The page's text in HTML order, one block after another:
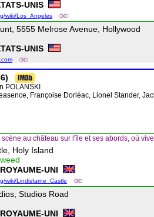
UNIS
wiki/Los_Angeles
5555 Melrose Avenue, Hollywood
UNIS
POLANSKI
Françoise Dorléac, Lionel Stander,
scène au château sur l'île et ses abords, où
Holy Island
ROYAUME-UNI
wiki/Lindisfarne_Castle
Studios Road
ROYAUME-UNI